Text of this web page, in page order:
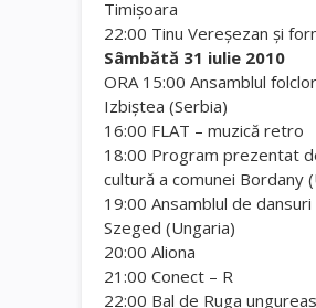
Timişoara
22:00 Tinu Vereşezan şi
Sâmbătă 31 iulie 2010
ORA 15:00 Ansamblul
Izbiştea (Serbia)
16:00 FLAT – muzică retro
18:00 Program prezentat
cultură a comunei Bordany
19:00 Ansamblul de dansuri
Szeged (Ungaria)
20:00 Aliona
21:00 Conect – R
22:00 Bal de Ruga